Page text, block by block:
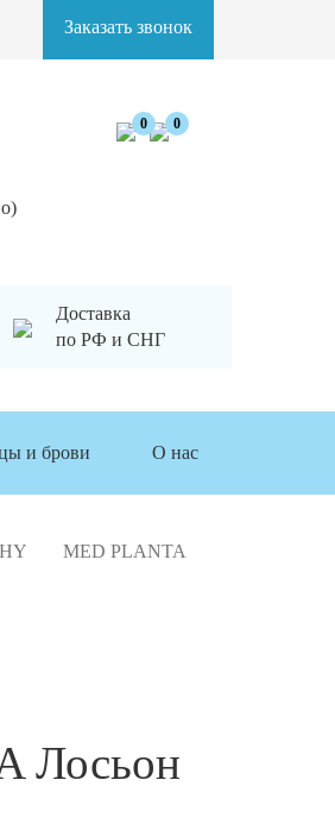
Заказать звонок
0 0
Доставка
по РФ и СНГ
и брови О нас
MED PLANTA POLARIS/
Лосьон